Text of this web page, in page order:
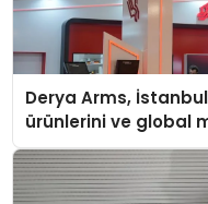
Derya Arms,
ürünlerini ve global